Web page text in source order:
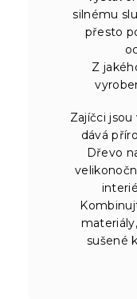
silnému
přesto
Z
Zajíčci
dává
Dřevo
sušené